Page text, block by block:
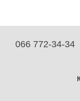
066 772-34-34